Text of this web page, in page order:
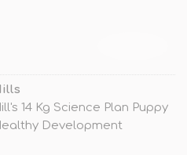
14 Kg Science Plan Puppy
Development